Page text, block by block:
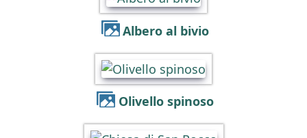
Albero al bivio
Olivello spinoso